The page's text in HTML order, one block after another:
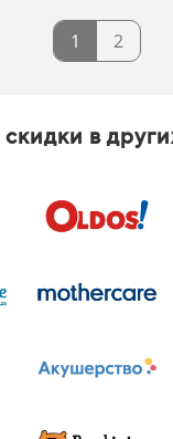
1 2
в